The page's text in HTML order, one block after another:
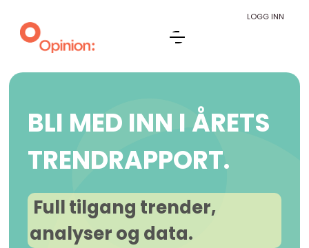
LOGG INN
BLI MED INN I ÅRETS
TRENDRAPPORT.
Full tilgang trender,
analyser og data.